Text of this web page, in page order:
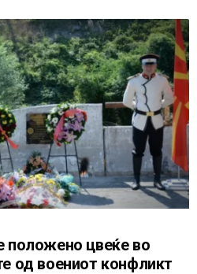
положено цвеќе во
од воениот конфликт